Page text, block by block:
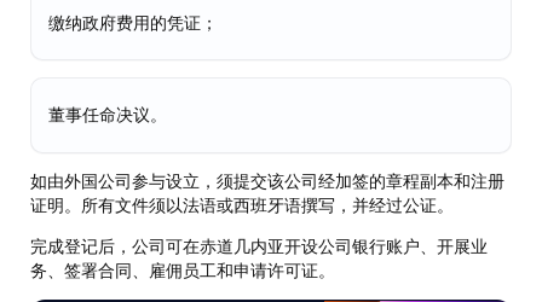
缴纳政府费用的凭证；
董事任命决议。
如由外国公司参与设立，须提交该公司经加签的章程副本和注册
证明。所有文件须以法语或西班牙语撰写，并经过公证。
完成登记后，公司可在赤道几内亚开设公司银行账户、开展业
务、签署合同、雇佣员工和申请许可证。